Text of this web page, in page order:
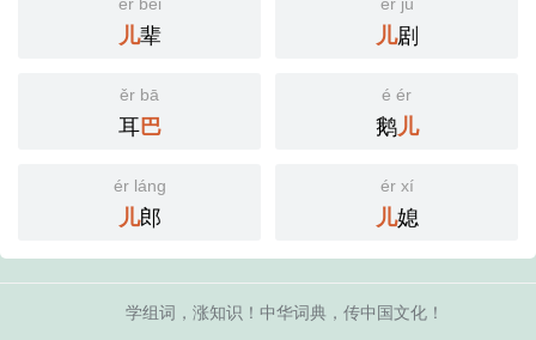
儿辈 儿剧
ěr bā
耳巴
é ér
鹅儿
ér láng
儿郎
ér xí
儿媳
学组词，涨知识！中华词典，传中国文化！